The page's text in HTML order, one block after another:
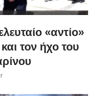
«αντίο»
τον ήχο του